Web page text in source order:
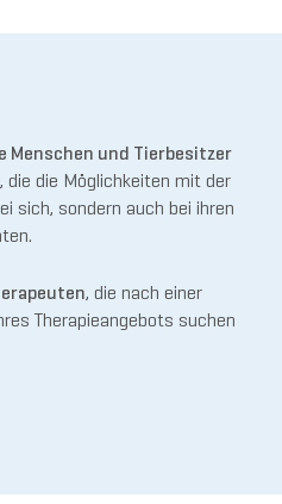
Menschen und Tierbesitzer
die die Möglichkeiten mit der
sich, sondern auch bei ihren
, die nach einer
Therapieangebots suchen